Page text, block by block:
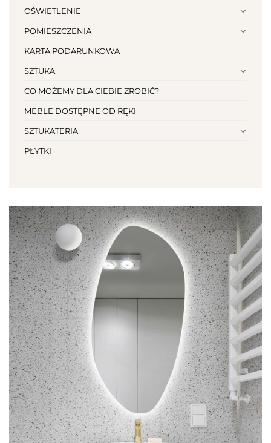
OŚWIETLENIE
POMIESZCZENIA
KARTA PODARUNKOWA
SZTUKA
CO MOŻEMY DLA CIEBIE ZROBIĆ?
MEBLE DOSTĘPNE OD RĘKI
SZTUKATERIA
PŁYTKI